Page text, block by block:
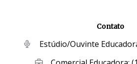
Contato
Estúdio/Ouvinte